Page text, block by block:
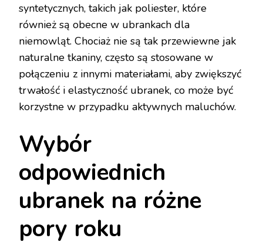
syntetycznych, takich jak poliester, które
również są obecne w ubrankach dla
niemowląt. Chociaż nie są tak przewiewne jak
naturalne tkaniny, często są stosowane w
połączeniu z innymi materiałami, aby zwiększyć
trwałość i elastyczność ubranek, co może być
korzystne w przypadku aktywnych maluchów.
Wybór
odpowiednich
ubranek na różne
pory roku